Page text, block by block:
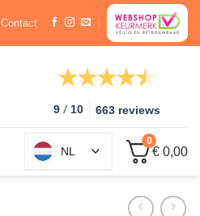
Contact
9 / 10 663 reviews
NL
0
€ 0,00